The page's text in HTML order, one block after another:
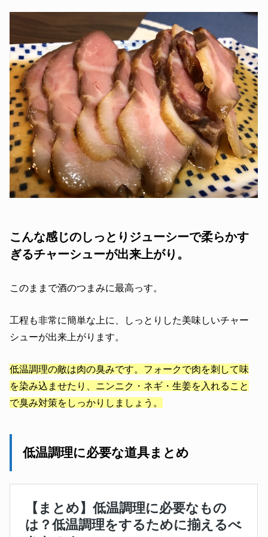
こんな感じのしっとりジューシーで柔らかす
ぎるチャーシューが出来上がり。
このままで酒のつまみに最高っす。
工程も非常に簡単な上に、しっとりした美味しいチャー
シューが出来上がります。
低温調理の敵は肉の臭みです。フォークで肉を刺して味
を染み込ませたり、ニンニク・ネギ・生姜を入れること
で臭み対策をしっかりしましょう。
低温調理に必要な道具まとめ